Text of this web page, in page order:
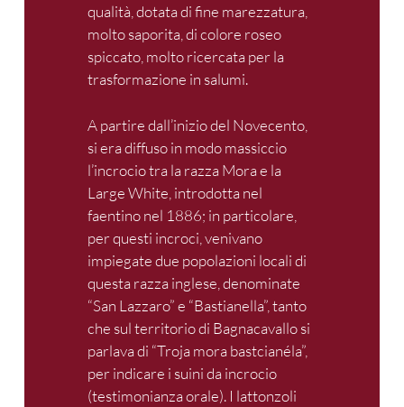
qualità, dotata di fine marezzatura,
molto saporita, di colore roseo
spiccato, molto ricercata per la
trasformazione in salumi.
A partire dall’inizio del Novecento,
si era diffuso in modo massiccio
l’incrocio tra la razza Mora e la
Large White, introdotta nel
faentino nel 1886; in particolare,
per questi incroci, venivano
impiegate due popolazioni locali di
questa razza inglese, denominate
“San Lazzaro” e “Bastianella”, tanto
che sul territorio di Bagnacavallo si
parlava di “Troja mora bastcianéla”,
per indicare i suini da incrocio
(testimonianza orale). I lattonzoli